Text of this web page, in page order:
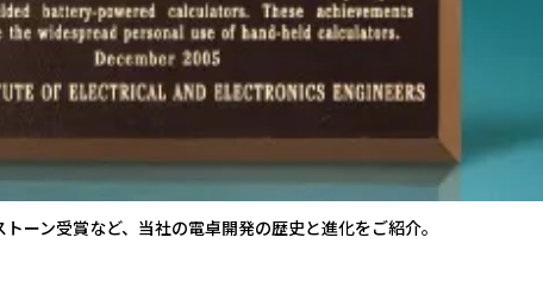
ーン受賞など、当社の電卓開発の歴史と進化をご紹介。